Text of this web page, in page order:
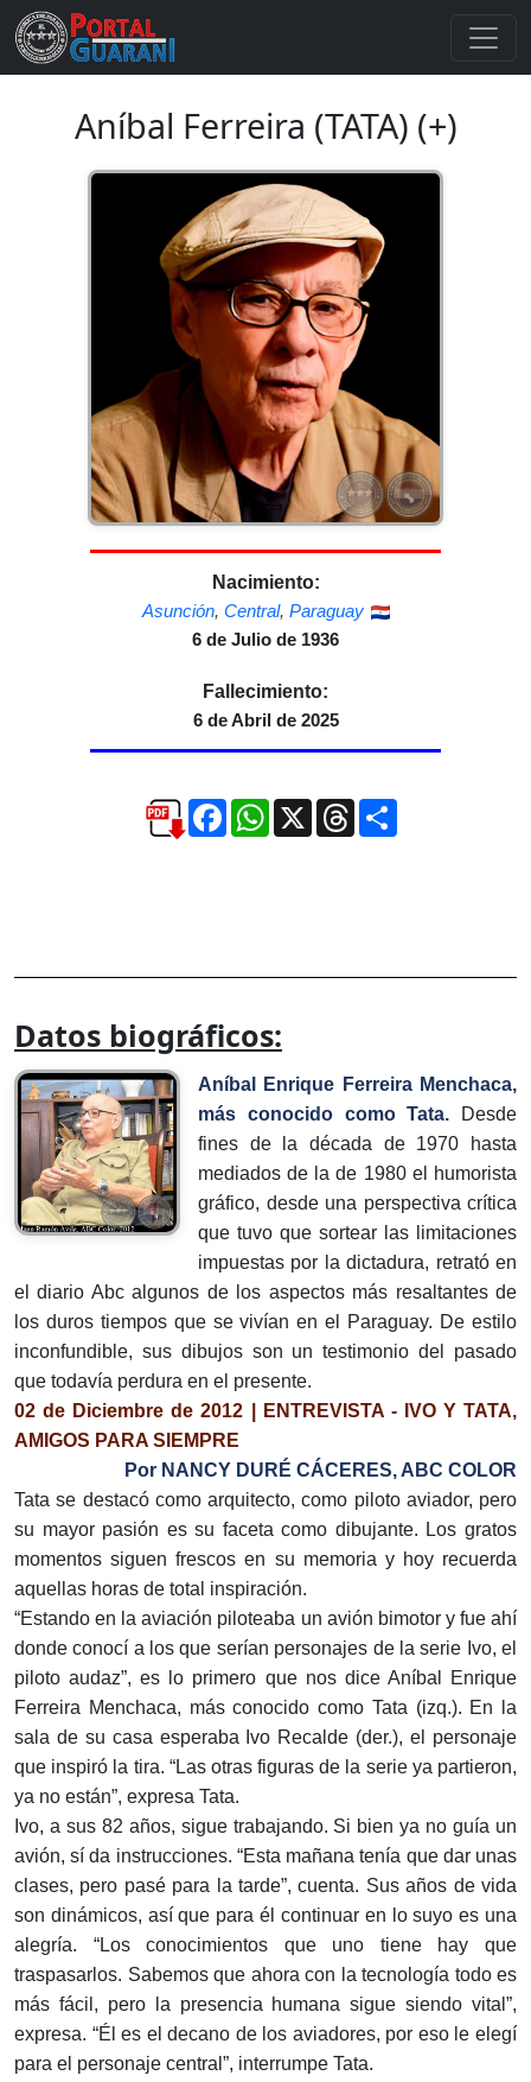
Aníbal Ferreira (TATA) (+)
Nacimiento:
Asunción, Central, Paraguay
6 de Julio de 1936
Fallecimiento:
6 de Abril de 2025
FacebookWhatsApp
X ThreadsCompartir
Datos biográficos:
Aníbal Enrique Ferreira Menchaca,
más conocido como Tata. Desde
fines de la década de 1970 hasta
mediados de la de 1980 el humorista
gráfico, desde una perspectiva crítica
que tuvo que sortear las limitaciones
impuestas por la dictadura, retrató en
el diario Abc algunos de los aspectos más resaltantes de
los duros tiempos que se vivían en el Paraguay. De estilo
inconfundible, sus dibujos son un testimonio del pasado
que todavía perdura en el presente.
02 de Diciembre de 2012 | ENTREVISTA - IVO Y TATA,
AMIGOS PARA SIEMPRE
Por NANCY DURÉ CÁCERES, ABC COLOR
Tata se destacó como arquitecto, como piloto aviador, pero
su mayor pasión es su faceta como dibujante. Los gratos
momentos siguen frescos en su memoria y hoy recuerda
aquellas horas de total inspiración.
“Estando en la aviación piloteaba un avión bimotor y fue ahí
donde conocí a los que serían personajes de la serie Ivo, el
piloto audaz”, es lo primero que nos dice Aníbal Enrique
Ferreira Menchaca, más conocido como Tata (izq.). En la
sala de su casa esperaba Ivo Recalde (der.), el personaje
que inspiró la tira. “Las otras figuras de la serie ya partieron,
ya no están”, expresa Tata.
Ivo, a sus 82 años, sigue trabajando. Si bien ya no guía un
avión, sí da instrucciones. “Esta mañana tenía que dar unas
clases, pero pasé para la tarde”, cuenta. Sus años de vida
son dinámicos, así que para él continuar en lo suyo es una
alegría. “Los conocimientos que uno tiene hay que
traspasarlos. Sabemos que ahora con la tecnología todo es
más fácil, pero la presencia humana sigue siendo vital”,
expresa. “Él es el decano de los aviadores, por eso le elegí
para el personaje central”, interrumpe Tata.